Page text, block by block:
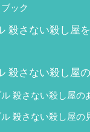
ック
殺さない殺し屋
殺さない殺し屋
殺さない殺し屋の
殺さない殺し屋の